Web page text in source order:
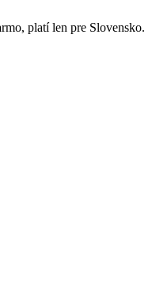
platí len pre Slovensko.